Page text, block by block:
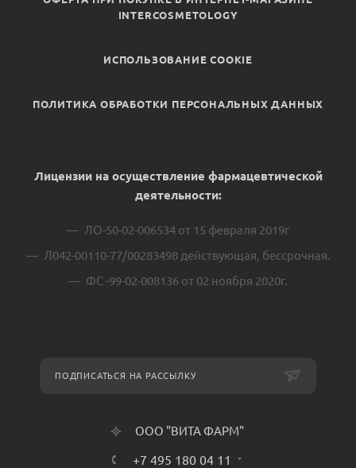
INTERCOSMETOLOGY
ИСПОЛЬЗОВАНИЕ COOKIE
ПОЛИТИКА ОБРАБОТКИ ПЕРСОНАЛЬНЫХ ДАННЫХ
Лицензии на осуществление фармацевтической
деятельности:
ЛО-50-02-006534 от 15 февраля 2019г
Л042-00110-77/00283498 действующая, бессрочная.
ФС -99-02-008136 от 02 ноября 2020г.
ПОДПИСАТЬСЯ НА РАССЫЛКУ
ООО "ВИТА ФАРМ"
+7 495 180 04 11